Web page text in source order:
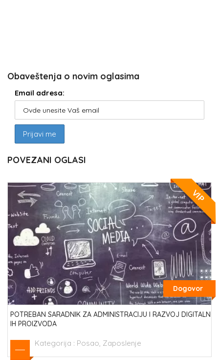
Obaveštenja o novim oglasima
Email adresa:
POVEZANI OGLASI
VIP
Dogovor
POTREBAN SARADNIK ZA ADMINISTRACIJU I RAZVOJ DIGITALN
IH PROIZVODA
Kategorija : Posao, Zaposlenje